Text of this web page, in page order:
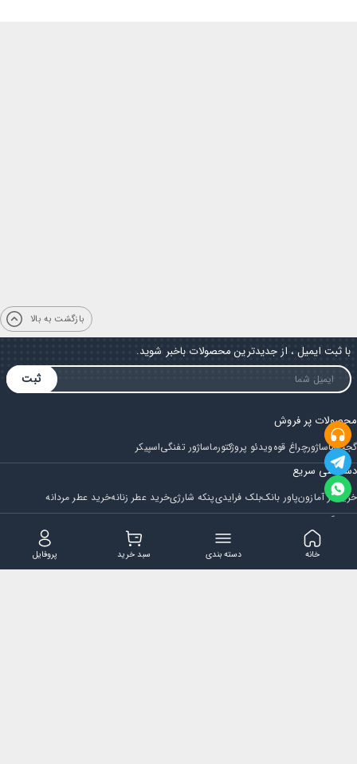
بازگشت به بالا
با ثبت ایمیل ، از جدیدترین محصولات باخبر شوید.
ثبت
محصولات پر فروش
گجتماساژورچراغ قوهویدئو پروژکتورماساژور تفنگیاسپیکر
دسترسی سریع
خرید از آمازونپاور بانکبلک فرایدیپنکه شارژیخرید عطر زنانهخرید عطر مردانه
فروشگاه
مجله ایران بابا قوانین و مقررات سوالات متداول
تماس با ایران بابا
پروفایل سبد خرید دسته بندی خانه